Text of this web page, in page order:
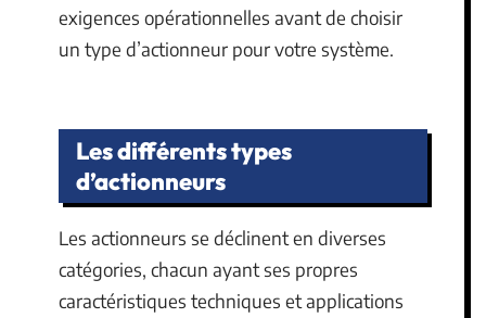
exigences opérationnelles avant de choisir
un type d’actionneur pour votre système.
Les différents types
d’actionneurs
Les actionneurs se déclinent en diverses
catégories, chacun ayant ses propres
caractéristiques techniques et applications